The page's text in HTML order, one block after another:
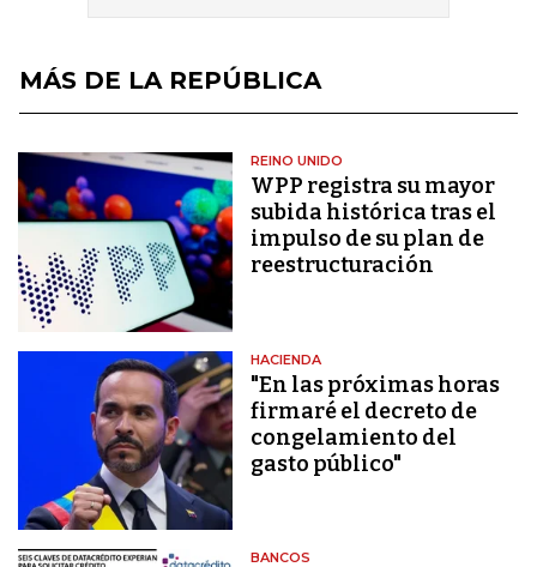
MÁS DE LA REPÚBLICA
REINO UNIDO
WPP registra su mayor
subida histórica tras el
impulso de su plan de
reestructuración
HACIENDA
"En las próximas horas
firmaré el decreto de
congelamiento del
gasto público"
BANCOS